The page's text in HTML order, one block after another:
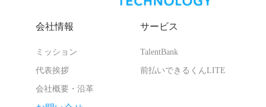
会社情報
ミッション
代表挨拶
会社概要・沿革
サービス
TalentBank
前払いできるくんLITE